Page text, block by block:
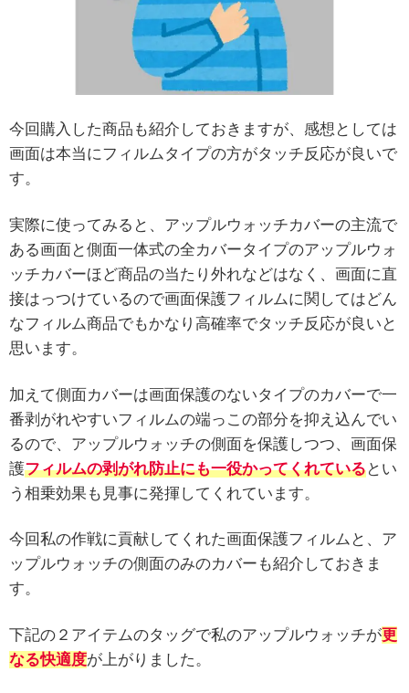
今回購入した商品も紹介しておきますが、感想としては
画面は本当にフィルムタイプの方がタッチ反応が良いで
す。
実際に使ってみると、アップルウォッチカバーの主流で
ある画面と側面一体式の全カバータイプのアップルウォ
ッチカバーほど商品の当たり外れなどはなく、画面に直
接はっつけているので画面保護フィルムに関してはどん
なフィルム商品でもかなり高確率でタッチ反応が良いと
思います。
加えて側面カバーは画面保護のないタイプのカバーで一
番剥がれやすいフィルムの端っこの部分を抑え込んでい
るので、アップルウォッチの側面を保護しつつ、画面保
護フィルムの剥がれ防止にも一役かってくれているとい
う相乗効果も見事に発揮してくれています。
今回私の作戦に貢献してくれた画面保護フィルムと、ア
ップルウォッチの側面のみのカバーも紹介しておきま
す。
下記の２アイテムのタッグで私のアップルウォッチが更
なる快適度が上がりました。